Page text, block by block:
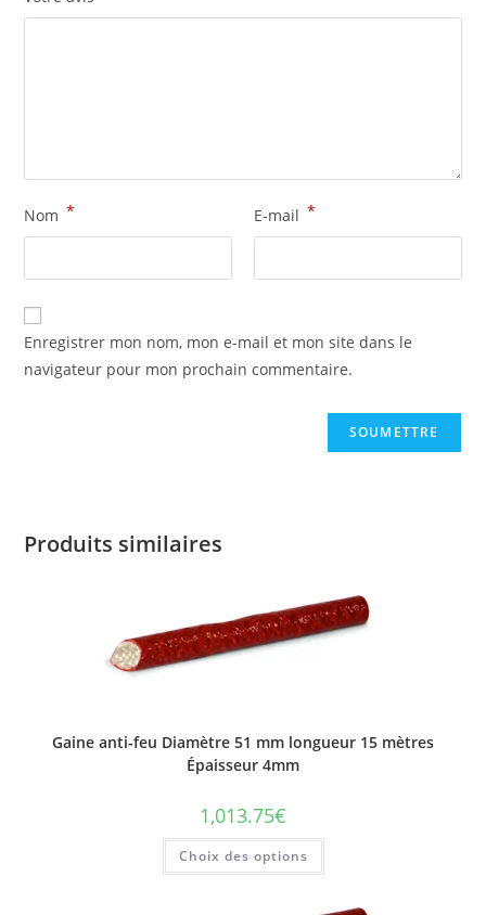
Nom * E-mail *
Enregistrer mon nom, mon e-mail et mon site dans le
navigateur pour mon prochain commentaire.
Produits similaires
Gaine anti-feu Diamètre 51 mm longueur 15 mètres
Épaisseur 4mm
1,013.75€
Choix des options
Ce
a
variations.